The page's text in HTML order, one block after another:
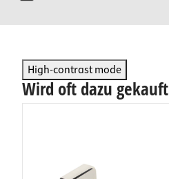
High-contrast mode
Wird oft dazu gekauft